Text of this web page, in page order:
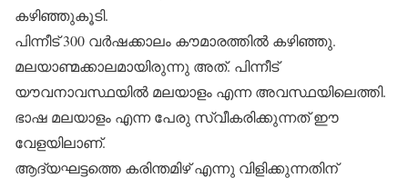
കഴിഞ്ഞുകൂടി.
പിന്നീട് 300 വര്‍ഷക്കാലം കൗമാരത്തില്‍ കഴിഞ്ഞു.
മലയാണ്മക്കാലമായിരുന്നു അത്. പിന്നീട്
യൗവനാവസ്ഥയില്‍ മലയാളം എന്ന അവസ്ഥയിലെത്തി.
ഭാഷ മലയാളം എന്ന പേരു സ്വീകരിക്കുന്നത് ഈ
വേളയിലാണ്.
ആദ്യഘട്ടത്തെ കരിന്തമിഴ് എന്നു വിളിക്കുന്നതിന്